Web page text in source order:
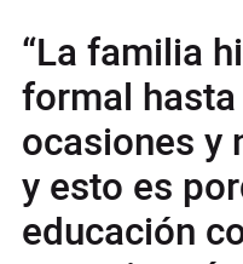
“La familia
formal
ocasiones y
y esto es
educación